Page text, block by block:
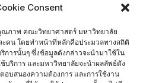
Consent
ภาพ คณะวิทยาศาสตร์ มหาวิทยาลัย
คน โดยทำหน้าที่หลักคือประมวลทางสถิติ
ารนั้นๆ ซึ่งข้อมูลดังกล่าวจะนำมาใช้ใน
บริการ และมหาวิทยาลัยจะนำผลลัพธ์ดัง
อบสนองความต้องการ และการใช้งาน
นของภาควิชา/กลุ่มสาขาวิชา/ศูนย์/
มาณ 2566
ของภาควิชา/กลุ่มสาขาวิชา/ศูนย์/
ะมาณ 2567